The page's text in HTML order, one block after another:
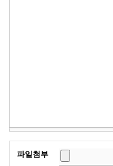
파일첨부